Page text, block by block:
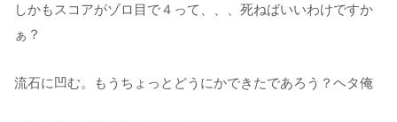
しかもスコアがゾロ目で４って、、、死ねばいいわけですか
ぁ？
流石に凹む。もうちょっとどうにかできたであろう？ヘタ俺